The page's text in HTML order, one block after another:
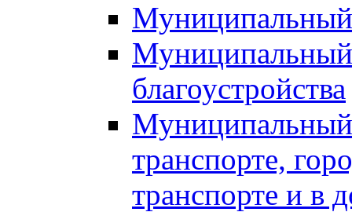
Муниципальный
благоустройства
Муниципальный
транспорте,
транспорте и в